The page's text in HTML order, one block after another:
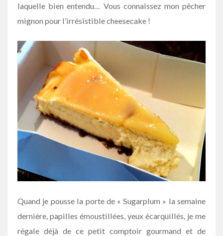
laquelle bien entendu… Vous connaissez mon pêcher
mignon pour l’irrésistible cheesecake !
Quand je pousse la porte de « Sugarplum » la semaine
dernière, papilles émoustillées, yeux écarquillés, je me
régale déjà de ce petit comptoir gourmand et de